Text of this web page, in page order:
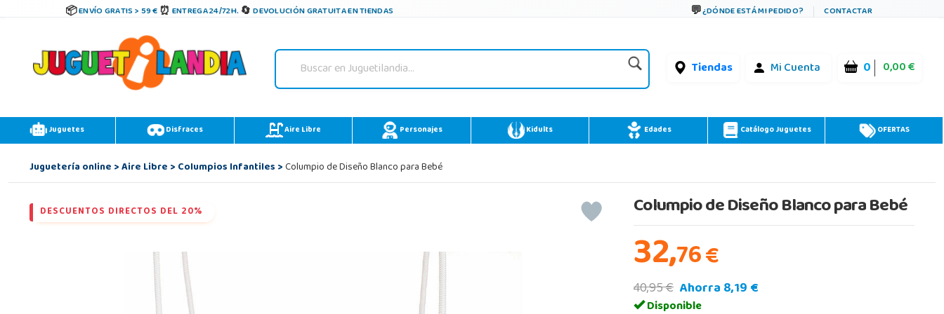
ENVÍO GRATIS > 59 € ENTREGA 24/72H. DEVOLUCIÓN GRATUITA EN TIENDAS ¿DÓNDE ESTÁ MI PEDIDO? CONTACTAR
Tiendas Mi Cuenta 0 0,00 €
Juguetes Disfraces Aire Libre Personajes Kidults Edades Catálogo Juguetes OFERTAS
Juguetería online>Aire Libre>Columpios Infantiles>Columpio de Diseño Blanco para Bebé
DESCUENTOS DIRECTOS DEL 20% Columpio de Diseño Blanco para Bebé
32,76€
40,95 € Ahorra 8,19 €
Disponible